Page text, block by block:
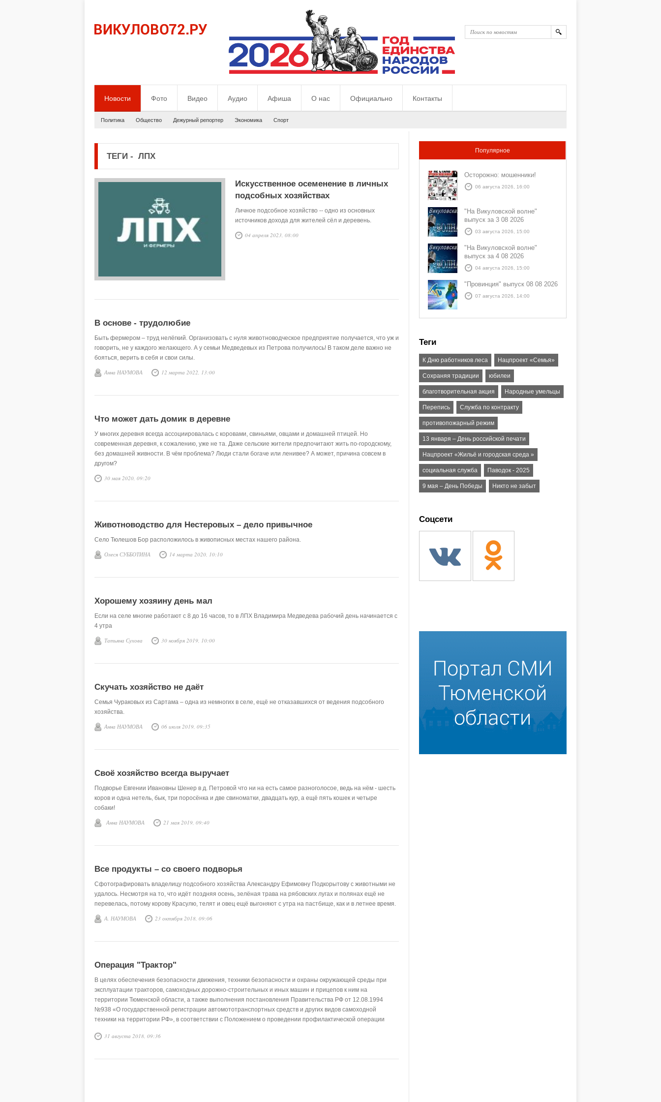
Новости Фото Видео Аудио Афиша О нас Официально Контакты
Политика Общество Дежурный репортер Экономика Спорт
ТЕГИ - ЛПХ
Искусственное осеменение в личных
подсобных хозяйствах
Личное подсобное хозяйство -- одно из основных
источников дохода для жителей сёл и деревень.
04 апреля 2023, 08:00
В основе - трудолюбие
Быть фермером – труд нелёгкий. Организовать с нуля животноводческое предприятие получается, что уж и
говорить, не у каждого желающего. А у семьи Медведевых из Петрова получилось! В таком деле важно не
бояться, верить в себя и свои силы.
Анна НАУМОВА 12 марта 2022, 13:00
Что может дать домик в деревне
У многих деревня всегда ассоциировалась с коровами, свиньями, овцами и домашней птицей. Но
современная деревня, к сожалению, уже не та. Даже сельские жители предпочитают жить по-городскому,
без домашней живности. В чём проблема? Люди стали богаче или ленивее? А может, причина совсем в
другом?
30 мая 2020, 09:20
Животноводство для Нестеровых – дело привычное
Село Тюлешов Бор расположилось в живописных местах нашего района.
Олеся СУББОТИНА 14 марта 2020, 10:10
Хорошему хозяину день мал
Если на селе многие работают с 8 до 16 часов, то в ЛПХ Владимира Медведева рабочий день начинается с
4 утра
Татьяна Сухова 30 ноября 2019, 10:00
Скучать хозяйство не даёт
Семья Чураковых из Сартама – одна из немногих в селе, ещё не отказавшихся от ведения подсобного
хозяйства.
Анна НАУМОВА 06 июля 2019, 09:35
Своё хозяйство всегда выручает
Подворье Евгении Ивановны Шенер в д. Петровой что ни на есть самое разноголосое, ведь на нём - шесть
коров и одна нетель, бык, три поросёнка и две свиноматки, двадцать кур, а ещё пять кошек и четыре
собаки!
Анна НАУМОВА 21 мая 2019, 09:40
Все продукты – со своего подворья
Сфотографировать владелицу подсобного хозяйства Александру Ефимовну Подкорытову с животными не
удалось. Несмотря на то, что идёт поздняя осень, зелёная трава на рябовских лугах и полянах ещё не
перевелась, потому корову Красулю, телят и овец ещё выгоняют с утра на пастбище, как и в летнее время.
А. НАУМОВА 23 октября 2018, 09:06
Операция "Трактор"
В целях обеспечения безопасности движения, техники безопасности и охраны окружающей среды при
эксплуатации тракторов, самоходных дорожно-строительных и иных машин и прицепов к ним на
территории Тюменской области, а также выполнения постановления Правительства РФ от 12.08.1994
№938 «О государственной регистрации автомототранспортных средств и других видов самоходной
техники на территории РФ», в соответствии с Положением о проведении профилактической операции
государственные инженеры-инспекторы территориальных органов Управления гостехнадзора Тюменской
«Трактор».
31 августа 2018, 09:36
Популярное
Осторожно: мошенники!
06 августа 2026, 16:00
"На Викуловской волне"
выпуск за 3 08 2026
03 августа 2026, 15:00
"На Викуловской волне"
выпуск за 4 08 2026
04 августа 2026, 15:00
"Провинция" выпуск 08 08 2026
07 августа 2026, 14:00
Теги
К Дню работников леса Нацпроект «Семья»
Сохраняя традиции юбилеи
благотворительная акция Народные умельцы
Перепись Служба по контракту
противопожарный режим
13 января – День российской печати
Нацпроект «Жильё и городская среда »
социальная служба Паводок - 2025
9 мая – День Победы Никто не забыт
Соцсети